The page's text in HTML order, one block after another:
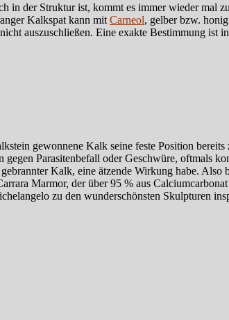
in der Struktur ist, kommt es immer wieder mal
Kalkspat kann mit Carneol, gelber bzw.
nicht auszuschließen. Eine exakte Bestimmung ist
gewonnene Kalk seine feste Position
Parasitenbefall oder Geschwüre, oftmals
Kalk, eine ätzende Wirkung habe.
Marmor, der über 95 % aus
zu den wunderschönsten Skulpturen